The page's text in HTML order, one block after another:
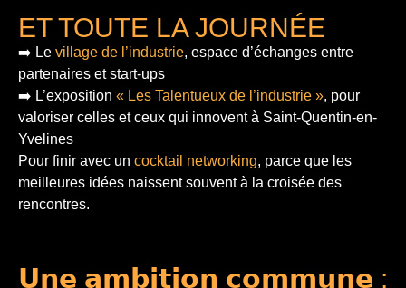
ET TOUTE LA JOURNÉE
➡️ Le village de l’industrie, espace d’échanges entre
partenaires et start-ups
➡️ L’exposition « Les Talentueux de l’industrie », pour
valoriser celles et ceux qui innovent à Saint-Quentin-en-
Yvelines
Pour finir avec un cocktail networking, parce que les
meilleures idées naissent souvent à la croisée des
rencontres.
𝗨𝗻𝗲 𝗮𝗺𝗯𝗶𝘁𝗶𝗼𝗻 𝗰𝗼𝗺𝗺𝘂𝗻𝗲 :